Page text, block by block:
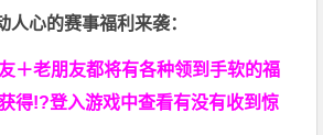
心的赛事福利来袭：
＋老朋友都将有各种领到手软的福
得!?登入游戏中查看有没有收到惊